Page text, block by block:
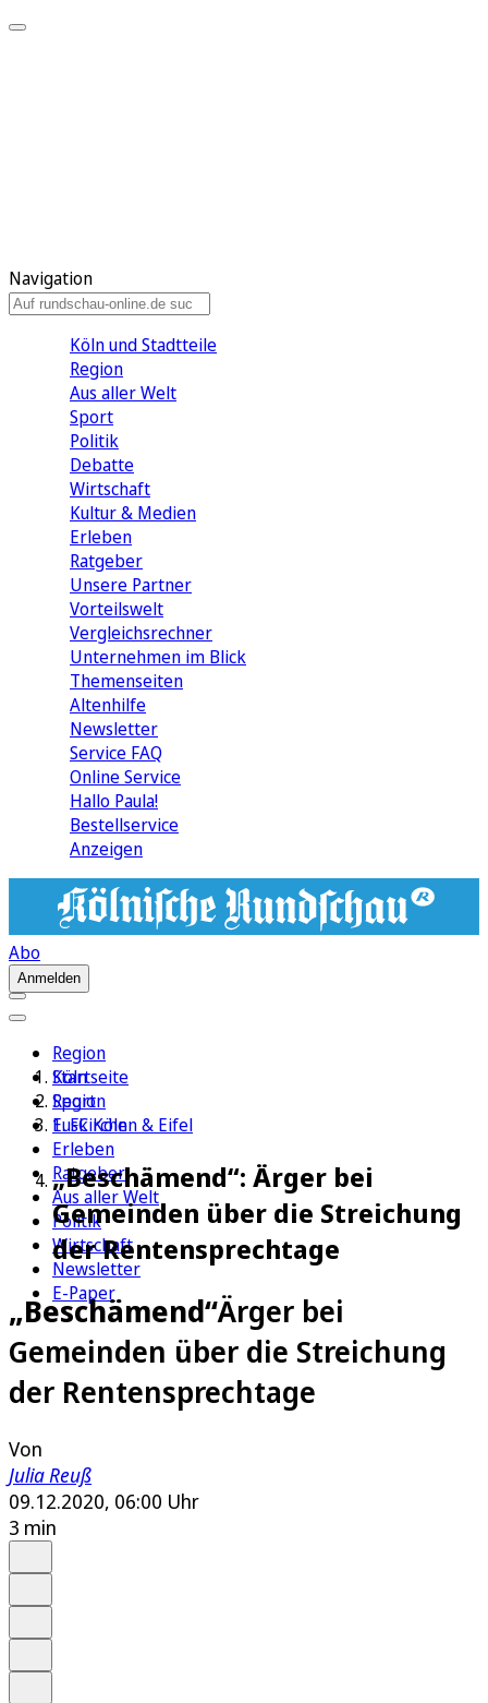
Navigation
Köln und Stadtteile
Region
Aus aller Welt
Sport
Politik
Debatte
Wirtschaft
Kultur & Medien
Erleben
Ratgeber
Unsere Partner
Vorteilswelt
Vergleichsrechner
Unternehmen im Blick
Themenseiten
Altenhilfe
Newsletter
Service FAQ
Online Service
Hallo Paula!
Bestellservice
Anzeigen
Abo
Anmelden
Region
Köln
Sport
1. FC Köln
Erleben
Ratgeber
Aus aller Welt
Politik
Wirtschaft
Newsletter
E-Paper
Startseite
Region
Euskirchen & Eifel
„Beschämend“: Ärger bei
Gemeinden über die Streichung
der Rentensprechtage
„Beschämend“Ärger bei
Gemeinden über die Streichung
der Rentensprechtage
Von
Julia Reuß
09.12.2020, 06:00 Uhr
3 min